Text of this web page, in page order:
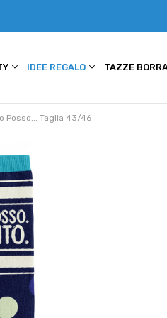
IDEE REGALO TAZZE
Posso... Taglia 43/46